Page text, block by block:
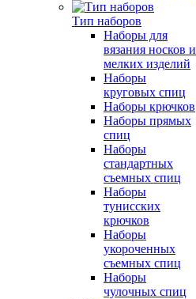
Тип наборов
Наборы для
вязания носков и
мелких изделий
Наборы
круговых спиц
Наборы крючков
Наборы прямых
спиц
Наборы
стандартных
съемных спиц
Наборы
тунисских
крючков
Наборы
укороченных
съемных спиц
Наборы
чулочных спиц